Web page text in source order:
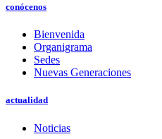
conócenos
Bienvenida
Organigrama
Sedes
Nuevas Generaciones
actualidad
Noticias